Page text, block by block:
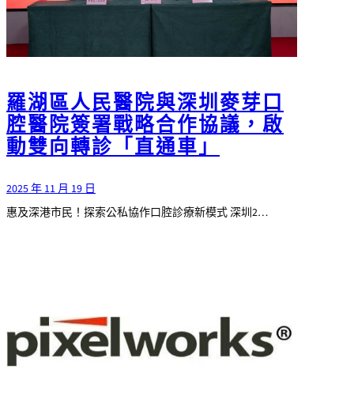
羅湖區人民醫院與深圳麥芽口
腔醫院簽署戰略合作協議，啟
動雙向轉診「直通車」
2025 年 11 月 19 日
惠及深港市民！探索公私協作口腔診療新模式 深圳2…